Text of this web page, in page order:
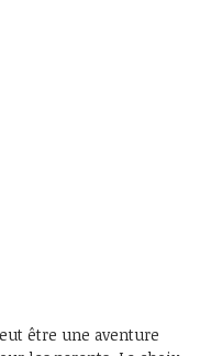
être une aventure